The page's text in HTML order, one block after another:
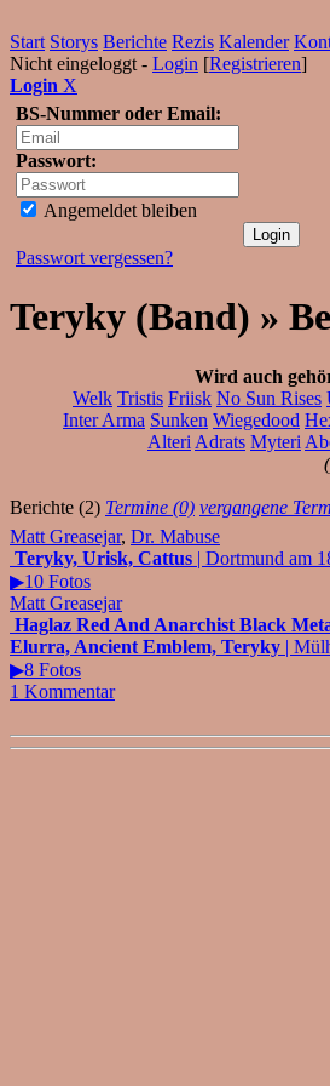
Start Storys Berichte Rezis Kalender
Nicht eingeloggt - Login [Registrieren]
Login X
BS-Nummer oder Email:
Passwort:
Angemeldet bleiben
Passwort vergessen?
Teryky (Band) »
Wird auch
Welk Tristis Friisk No Sun Rises
Inter Arma Sunken Wiegedood
Alteri Adrats Myteri
Berichte (2) Termine (0) vergangene
Matt Greasejar, Dr. Mabuse
Teryky, Urisk, Cattus | Dortmund am
▶10 Fotos
Matt Greasejar
Haglaz Red And Anarchist Black
Elurra, Ancient Emblem, Teryky |
▶8 Fotos
1 Kommentar